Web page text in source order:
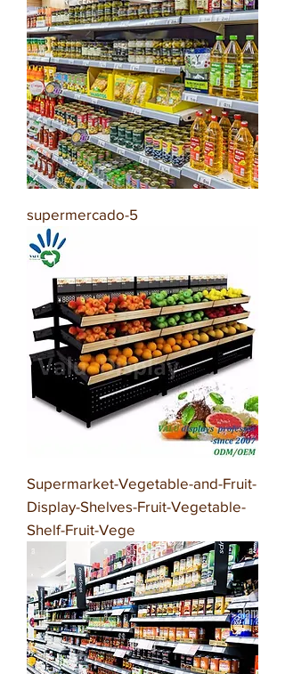
supermercado-5
Supermarket-Vegetable-and-Fruit-
Display-Shelves-Fruit-Vegetable-
Shelf-Fruit-Vege